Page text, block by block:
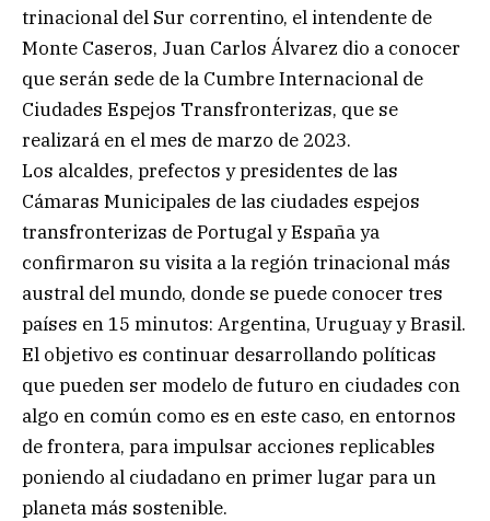
trinacional del Sur correntino, el intendente de
Monte Caseros, Juan Carlos Álvarez dio a conocer
que serán sede de la Cumbre Internacional de
Ciudades Espejos Transfronterizas, que se
realizará en el mes de marzo de 2023.
Los alcaldes, prefectos y presidentes de las
Cámaras Municipales de las ciudades espejos
transfronterizas de Portugal y España ya
confirmaron su visita a la región trinacional más
austral del mundo, donde se puede conocer tres
países en 15 minutos: Argentina, Uruguay y Brasil.
El objetivo es continuar desarrollando políticas
que pueden ser modelo de futuro en ciudades con
algo en común como es en este caso, en entornos
de frontera, para impulsar acciones replicables
poniendo al ciudadano en primer lugar para un
planeta más sostenible.